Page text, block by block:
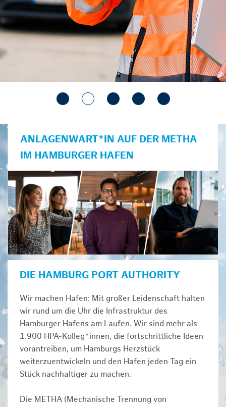
ANLAGENWART*IN AUF DER METHA
IM HAMBURGER HAFEN
DIE HAMBURG PORT AUTHORITY
Wir machen Hafen: Mit großer Leidenschaft halten
wir rund um die Uhr die Infrastruktur des
Hamburger Hafens am Laufen. Wir sind mehr als
1.900 HPA-Kolleg*innen, die fortschrittliche Ideen
vorantreiben, um Hamburgs Herzstück
weiterzuentwickeln und den Hafen jeden Tag ein
Stück nachhaltiger zu machen.
Die METHA (Mechanische Trennung von